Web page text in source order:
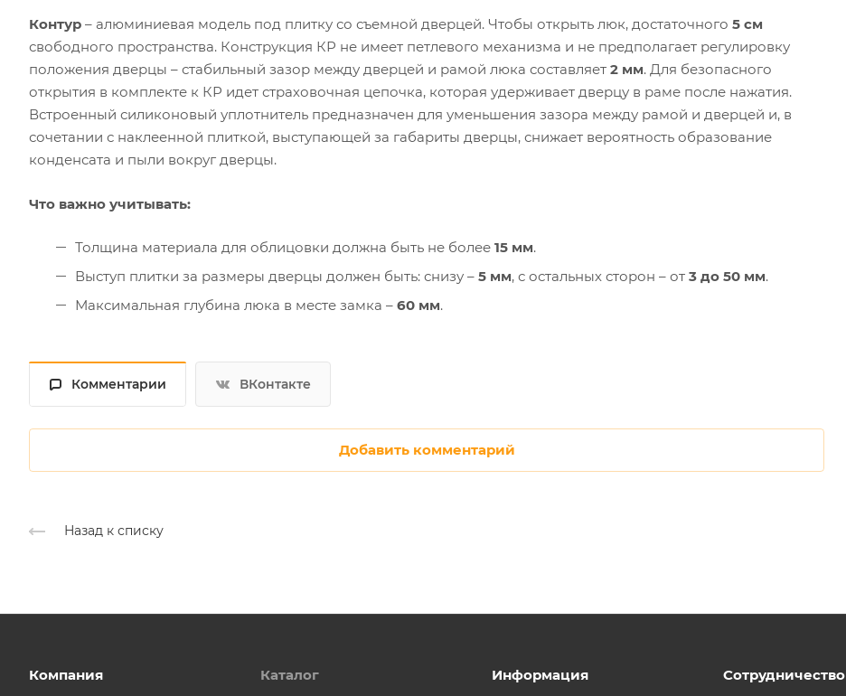
Контур – алюминиевая модель под плитку со съемной дверцей. Чтобы открыть люк, достаточного 5 см
свободного пространства. Конструкция КР не имеет петлевого механизма и не предполагает регулировку
положения дверцы – стабильный зазор между дверцей и рамой люка составляет 2 мм. Для безопасного
открытия в комплекте к КР идет страховочная цепочка, которая удерживает дверцу в раме после нажатия.
Встроенный силиконовый уплотнитель предназначен для уменьшения зазора между рамой и дверцей и, в
сочетании с наклеенной плиткой, выступающей за габариты дверцы, снижает вероятность образование
конденсата и пыли вокруг дверцы.
Что важно учитывать:
Толщина материала для облицовки должна быть не более 15 мм.
Выступ плитки за размеры дверцы должен быть: снизу – 5 мм, с остальных сторон – от 3 до 50 мм.
Максимальная глубина люка в месте замка – 60 мм.
Комментарии ВКонтакте
Добавить комментарий
Назад к списку
Компания Каталог Информация Сотрудничество